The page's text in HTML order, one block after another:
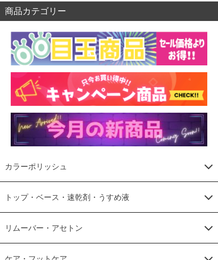
商品カテゴリー
カラーポリッシュ
トップ・ベース・速乾剤・うすめ液
リムーバー・アセトン